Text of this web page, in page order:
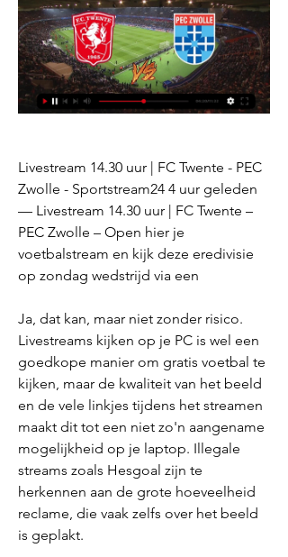
Livestream 14.30 uur | FC Twente - PEC
Zwolle - Sportstream24 4 uur geleden
— Livestream 14.30 uur | FC Twente –
PEC Zwolle – Open hier je
voetbalstream en kijk deze eredivisie
op zondag wedstrijd via een
Ja, dat kan, maar niet zonder risico.
Livestreams kijken op je PC is wel een
goedkope manier om gratis voetbal te
kijken, maar de kwaliteit van het beeld
en de vele linkjes tijdens het streamen
maakt dit tot een niet zo'n aangename
mogelijkheid op je laptop. Illegale
streams zoals Hesgoal zijn te
herkennen aan de grote hoeveelheid
reclame, die vaak zelfs over het beeld
is geplakt.